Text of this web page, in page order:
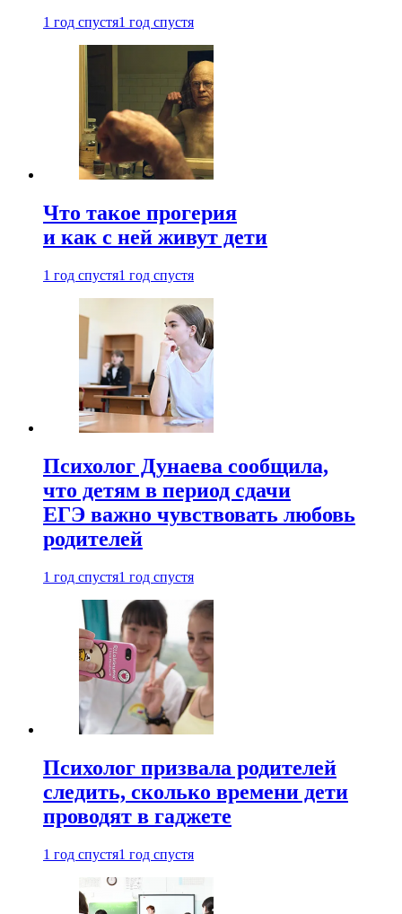
1 год спустя1 год спустя
Что такое прогерия
и как с ней живут дети
1 год спустя1 год спустя
Психолог Дунаева сообщила,
что детям в период сдачи
ЕГЭ важно чувствовать любовь
родителей
1 год спустя1 год спустя
Психолог призвала родителей
следить, сколько времени дети
проводят в гаджете
1 год спустя1 год спустя